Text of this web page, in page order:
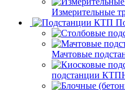
Измерительные
Мачтовые
подстанции